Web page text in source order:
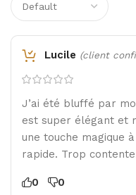
Lucile (client
J’ai été bluffé par
est super élégant et
une touche magique
rapide. Trop
0 0